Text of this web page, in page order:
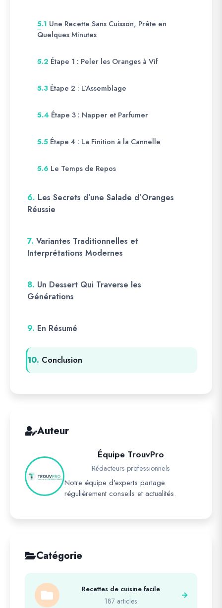
5.1 Une Recette Sans Cuisson, Prête en
Quelques Minutes
5.2 Étape 1 : Peler les Oranges à Vif
5.3 Étape 2 : L’Assemblage
5.4 Étape 3 : Napper et Parfumer
5.5 Étape 4 : La Finition à la Cannelle
5.6 Le Temps de Repos
6. Les Secrets d’une Salade d’Oranges
Réussie
7. Variantes Traditionnelles et
Interprétations Modernes
8. Un Dessert Qui Traverse les
Générations
9. En Résumé
10. Conclusion
Auteur
Équipe TrouvPro
Rédacteurs professionnels
Notre équipe d'experts partage
régulièrement conseils et actualités.
Catégorie
Recettes de cuisine facile
187 articles